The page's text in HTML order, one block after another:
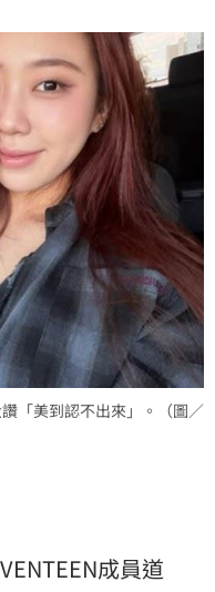
「美到認不出來」。（圖／
成員道